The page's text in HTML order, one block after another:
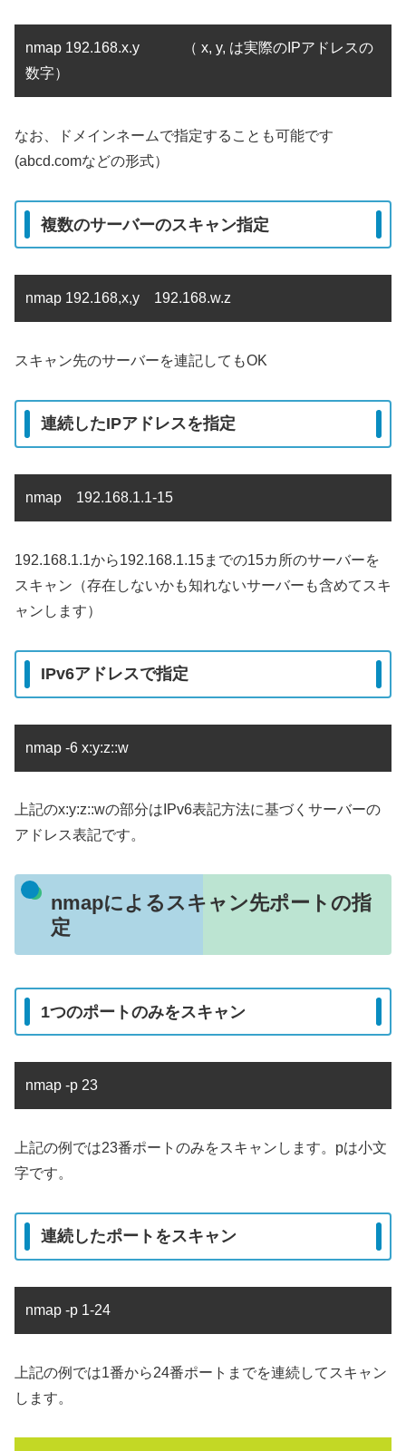
nmap 192.168.x.y （ x, y, は実際のIPアドレスの
数字）
なお、ドメインネームで指定することも可能です
(abcd.comなどの形式）
複数のサーバーのスキャン指定
nmap 192.168,x,y 192.168.w.z
スキャン先のサーバーを連記してもOK
連続したIPアドレスを指定
nmap 192.168.1.1-15
192.168.1.1から192.168.1.15までの15カ所のサーバーを
スキャン（存在しないかも知れないサーバーも含めてスキ
ャンします）
IPv6アドレスで指定
nmap -6 x:y:z::w
上記のx:y:z::wの部分はIPv6表記方法に基づくサーバーの
アドレス表記です。
nmapによるスキャン先ポートの指
定
1つのポートのみをスキャン
nmap -p 23
上記の例では23番ポートのみをスキャンします。pは小文
字です。
連続したポートをスキャン
nmap -p 1-24
上記の例では1番から24番ポートまでを連続してスキャン
します。